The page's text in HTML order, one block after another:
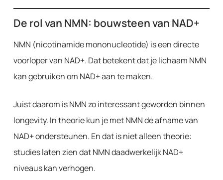
De rol van NMN: bouwsteen van NAD+
NMN (nicotinamide mononucleotide) is een directe
voorloper van NAD+. Dat betekent dat je lichaam NMN
kan gebruiken om NAD+ aan te maken.
Juist daarom is NMN zo interessant geworden binnen
longevity. In theorie kun je met NMN de afname van
NAD+ ondersteunen. En dat is niet alleen theorie:
studies laten zien dat NMN daadwerkelijk NAD+
niveaus kan verhogen.